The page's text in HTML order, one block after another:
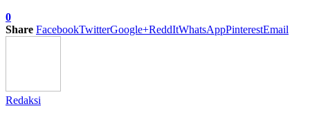
0
Share FacebookTwitterGoogle+ReddItWhatsAppPinterestEmail
Redaksi